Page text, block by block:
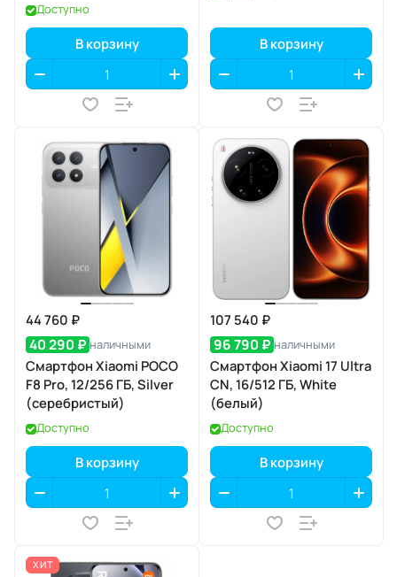
Доступно
В корзину В корзину
44 760 ₽
40 290 ₽ наличными
Смартфон Xiaomi POCO
F8 Pro, 12/256 ГБ, Silver
(серебристый)
Доступно
В корзину
107 540 ₽
96 790 ₽ наличными
Смартфон Xiaomi 17 Ultra
CN, 16/512 ГБ, White
(белый)
Доступно
В корзину
ХИТ